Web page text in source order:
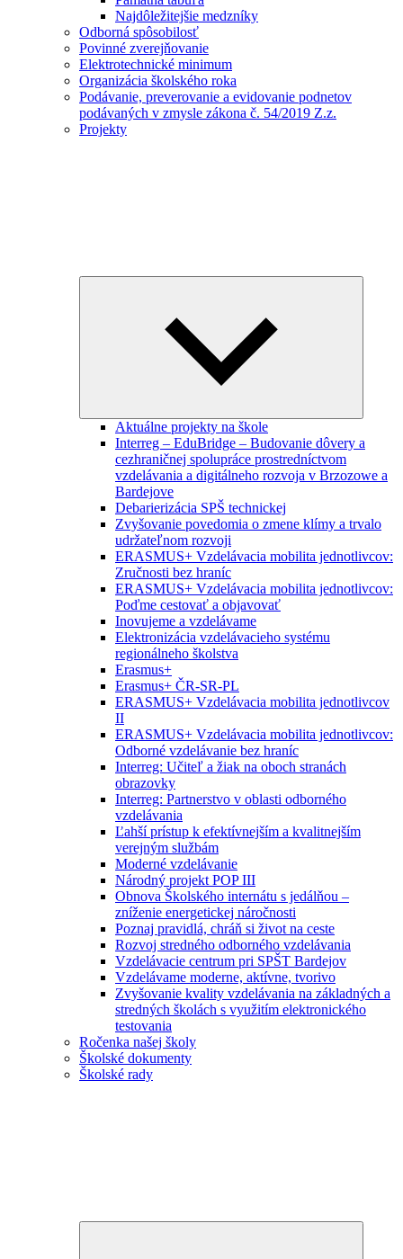
Najdôležitejšie medzníky
Odborná spôsobilosť
Povinné zverejňovanie
Elektrotechnické minimum
Organizácia školského roka
Podávanie, preverovanie a evidovanie podnetov
podávaných v zmysle zákona č. 54/2019 Z.z.
Projekty
Aktuálne projekty na škole
Interreg – EduBridge – Budovanie dôvery a
cezhraničnej spolupráce prostredníctvom
vzdelávania a digitálneho rozvoja v Brzozowe a
Bardejove
Debarierizácia SPŠ technickej
Zvyšovanie povedomia o zmene klímy a trvalo
udržateľnom rozvoji
ERASMUS+ Vzdelávacia mobilita jednotlivcov:
Zručnosti bez hraníc
ERASMUS+ Vzdelávacia mobilita jednotlivcov:
Poďme cestovať a objavovať
Inovujeme a vzdelávame
Elektronizácia vzdelávacieho systému
regionálneho školstva
Erasmus+
Erasmus+ ČR-SR-PL
ERASMUS+ Vzdelávacia mobilita jednotlivcov
II
ERASMUS+ Vzdelávacia mobilita jednotlivcov:
Odborné vzdelávanie bez hraníc
Interreg: Učiteľ a žiak na oboch stranách
obrazovky
Interreg: Partnerstvo v oblasti odborného
vzdelávania
Ľahší prístup k efektívnejším a kvalitnejším
verejným službám
Moderné vzdelávanie
Národný projekt POP III
Obnova Školského internátu s jedálňou –
zníženie energetickej náročnosti
Poznaj pravidlá, chráň si život na ceste
Rozvoj stredného odborného vzdelávania
Vzdelávacie centrum pri SPŠT Bardejov
Vzdelávame moderne, aktívne, tvorivo
Zvyšovanie kvality vzdelávania na základných a
stredných školách s využitím elektronického
testovania
Ročenka našej školy
Školské dokumenty
Školské rady